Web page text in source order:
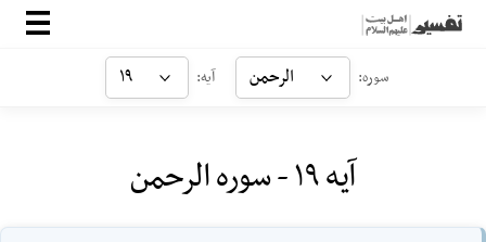
صفحه‌اصلی
ارتباط با ما
سوره: الرحمن آیه: ۱۹
آیه ۱۹ - سوره الرحمن